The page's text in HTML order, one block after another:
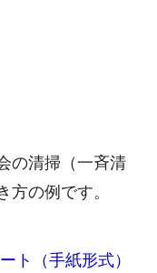
の清掃（一斉清
の例です。
ト（手紙形式）